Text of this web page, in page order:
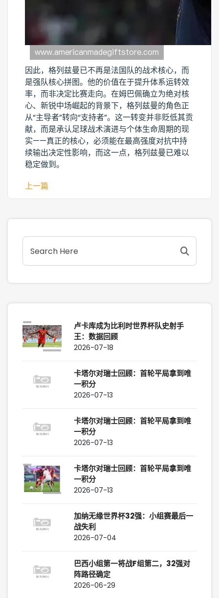
因此，格列兹曼已不再是法国队的战术核心，而
是强队核心拼图。他的价值在于提升体系运转效
率，而非决定比赛走向。在姆巴佩确立为绝对核
心、新锐中场崛起的背景下，格列兹曼的角色正
从“主导者”转向“支持者”。这一转变并非贬低其贡
献，而是承认足球战术演进与个体生命周期的现
实——真正的核心，必须能在最高强度对抗中持
续输出决定性影响，而这一点，格列兹曼已难以
稳定做到。
上一篇
卢卡库成为比利时世界杯队史射手
王：数据回顾
2026-07-18
卡塔尔对瑞士回顾：首轮平局拿到唯
一积分
2026-07-13
卡塔尔对瑞士回顾：首轮平局拿到唯
一积分
2026-07-13
卡塔尔对瑞士回顾：首轮平局拿到唯
一积分
2026-07-13
加纳无缘世界杯32强：小组赛最后一
战失利
2026-07-04
巴西小组第一将战F组第二，32强对
阵路径确定
2026-06-29